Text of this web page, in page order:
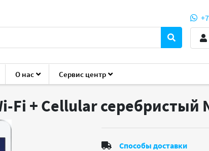
О нас Сервис центр
64 ГБ Wi-Fi + Cellular серебристый
Fi + Cellular серебристый
Способы доставки